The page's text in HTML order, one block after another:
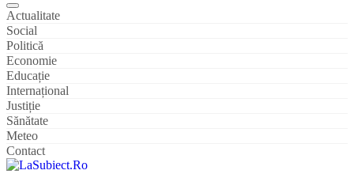
Actualitate
Social
Politică
Economie
Educație
Internațional
Justiție
Sănătate
Meteo
Contact